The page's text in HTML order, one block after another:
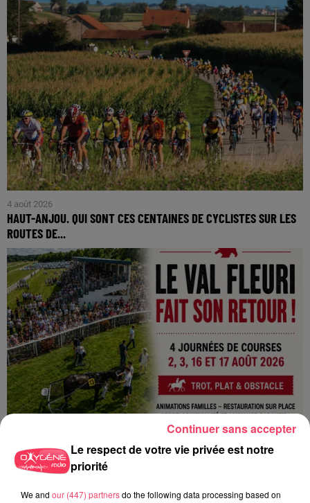
4 août 2026
HAUT-ANJOU. QUI SONT CES CENTAINES DE CYCLISTES SUR LES
ROUTES DE...
PODCAST : L’HIPPODROME DE ROCHEFORT-SUR-LOIRE PRÊT À
Le respect de votre vie privée est notre
priorité
We and our (447) partnersdo the following data processing based on
Continuer sans accepter